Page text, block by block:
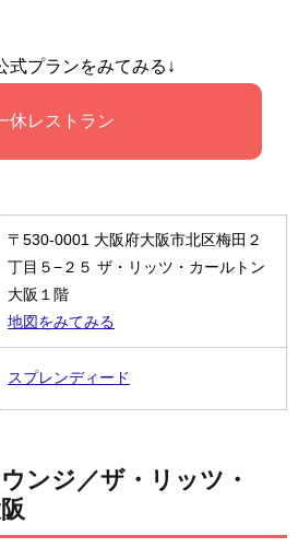
式プランをみてみる↓
休レストラン
〒530-0001 大阪府大阪市北区梅田２
丁目５−２５ ザ・リッツ・カールトン
大阪１階
地図をみてみる
スプレンディード
ンジ／ザ・リッツ・